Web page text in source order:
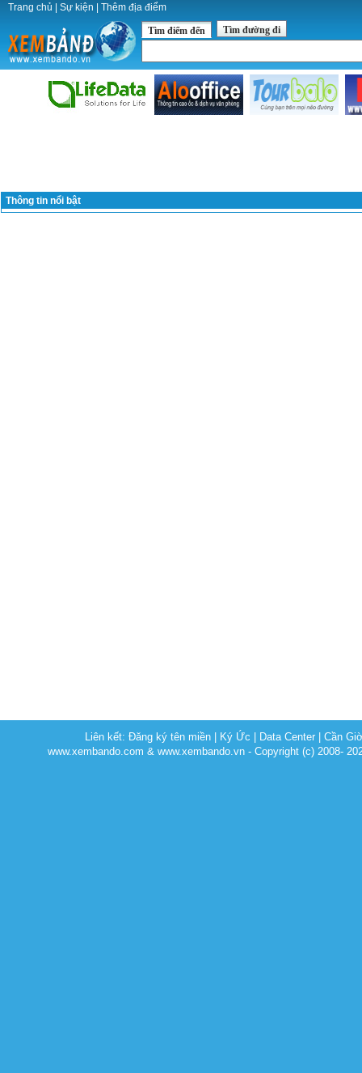
Trang chủ Sự kiện Thêm địa điểm
Tìm điểm đến Tìm đường đi
Thông tin nổi bật
Liên kết:Đăng ký tên miền Ký Ức Data Center |Cần
www.xembando.com & www.xembando.vn - Copyright (c) 2008-